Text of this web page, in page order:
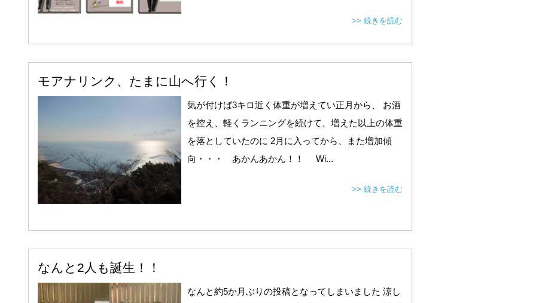
>> 続きを読む
モアナリンク、たまに山へ行く！
気が付けば3キロ近く体重が増えてい正月から、 お酒
を控え、軽くランニングを続けて、増えた以上の体重
を落としていたのに 2月に入ってから、また増加傾
向・・・ あかんあかん！！ Wi...
>> 続きを読む
なんと2人も誕生！！
なんと約5か月ぶりの投稿となってしまいました 涼し